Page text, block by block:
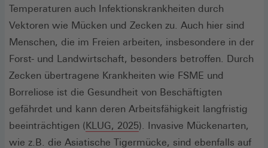
Fenster)
Temperaturen auch Infektionskrankheiten durch
Vektoren wie Mücken und Zecken zu. Auch hier sind
Menschen, die im Freien arbeiten, insbesondere in der
Forst- und Landwirtschaft, besonders betroffen. Durch
Zecken übertragene Krankheiten wie FSME und
Borreliose ist die Gesundheit von Beschäftigten
gefährdet und kann deren Arbeitsfähigkeit langfristig
beeinträchtigen (KLUG, 2025(Öffnet
in
). Invasive Mückenarten,
wie z.B. die Asiatische Tigermücke, sind ebenfalls auf